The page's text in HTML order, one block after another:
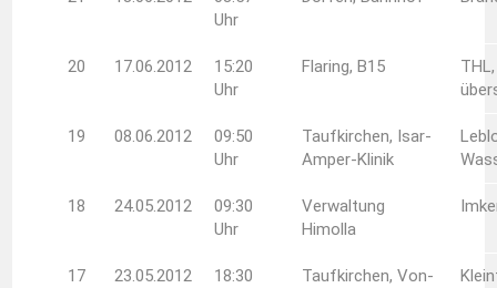
Uhr
20 17.06.2012
15:20
Uhr
Flaring, B15
19 08.06.2012
09:50
Uhr
Taufkirchen, Isar-
Amper-Klinik
18 24.05.2012
09:30
Uhr
Verwaltung
Himolla
17 23.05.2012
18:30
Taufkirchen, Von-